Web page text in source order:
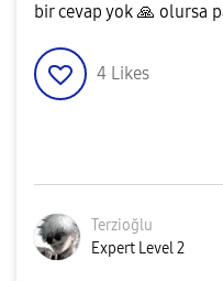
bir cevap yok 🙏 olursa
4 Likes
Terzioğlu
Expert Level 2